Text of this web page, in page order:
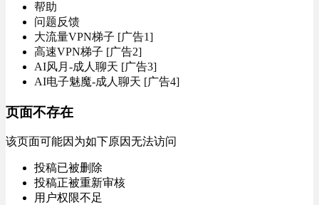
帮助
问题反馈
大流量VPN梯子 [广告1]
高速VPN梯子 [广告2]
AI风月-成人聊天 [广告3]
AI电子魅魔-成人聊天 [广告4]
页面不存在
该页面可能因为如下原因无法访问
投稿已被删除
投稿正被重新审核
用户权限不足